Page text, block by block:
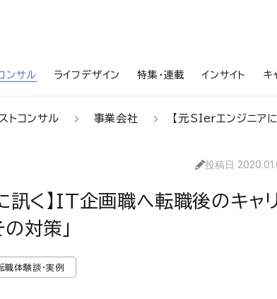
ンサル ライフデザイン 特集・連載 インサイト キ
トコンサル 事業会社 【元SIerエンジニア
投稿日
訊く】IT企画職へ転職後のキャ
の対策」
職体験談・実例